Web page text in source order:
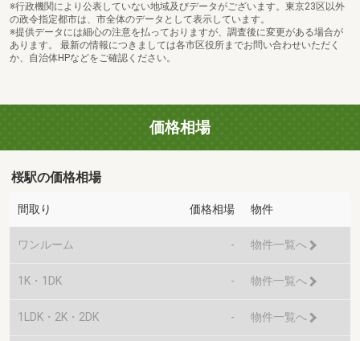
※行政機関により公表していない地域及びデータがございます。東京23区以外
の政令指定都市は、市全体のデータとして表示しています。
※提供データには細心の注意を払っておりますが、調査後に変更がある場合が
あります。 最新の情報につきましては各市区役所までお問い合わせいただく
か、自治体HPなどをご確認ください。
価格相場
桜駅の価格相場
間取り 価格相場 物件
ワンルーム - 物件一覧へ
1K・1DK - 物件一覧へ
1LDK・2K・2DK - 物件一覧へ